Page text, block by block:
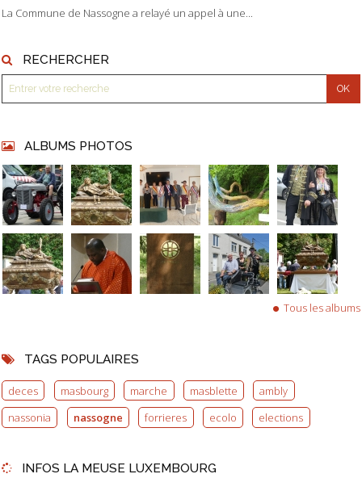
La Commune de Nassogne a relayé un appel à une...
RECHERCHER
ALBUMS PHOTOS
Tous les albums
TAGS POPULAIRES
deces masbourg marche masblette
ambly
nassonia
nassogne forrieres ecolo elections
INFOS LA MEUSE LUXEMBOURG